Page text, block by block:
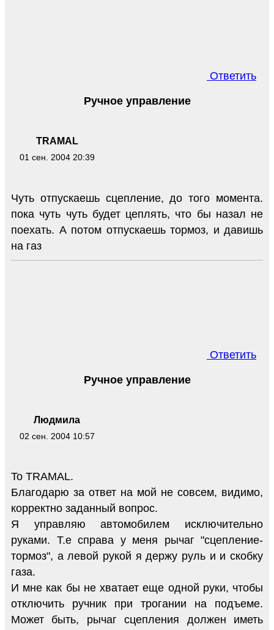
Ответить
TRAMAL
01 сен. 2004 20:39
Ручное управление
Чуть отпускаешь сцепление, до того момента.
пока чуть чуть будет цеплять, что бы назал не
поехать. А потом отпускаешь тормоз, и давишь
на газ
Ответить
Людмила
02 сен. 2004 10:57
Ручное управление
To TRAMAL.
Благодарю за ответ на мой не совсем, видимо,
корректно заданный вопрос.
Я управляю автомобилем исключительно
руками. Т.е справа у меня рычаг "сцепление-
тормоз", а левой рукой я держу руль и и скобку
газа.
И мне как бы не хватает еще одной руки, чтобы
отключить ручник при трогании на подъеме.
Может быть, рычаг сцепления должен иметь